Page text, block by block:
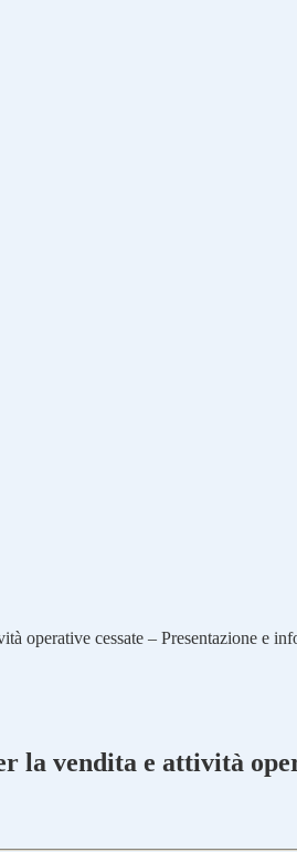
operative cessate – Presentazione e
la vendita e attività